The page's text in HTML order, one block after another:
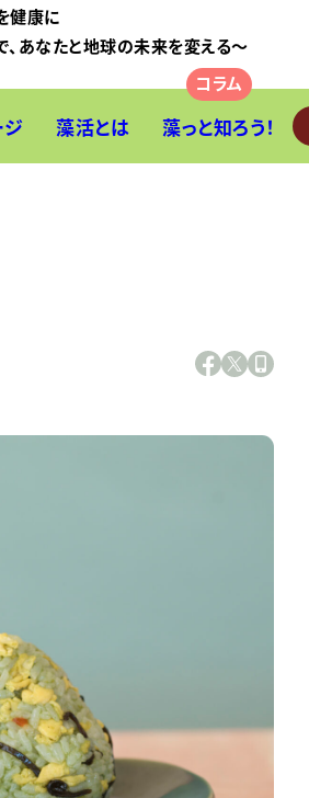
健康に
、あなたと地球の未来を変える〜
ジ 藻活とは 藻っと知ろう！